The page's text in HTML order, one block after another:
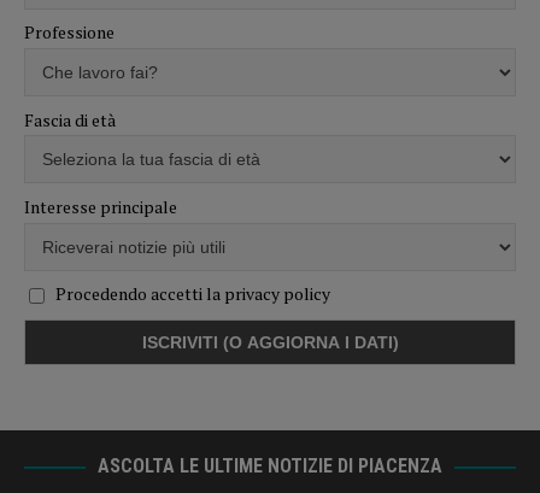
Professione
Fascia di età
Interesse principale
Procedendo accetti la privacy policy
ASCOLTA LE ULTIME NOTIZIE DI PIACENZA